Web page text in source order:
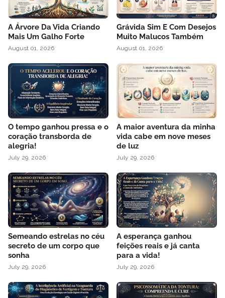
A Árvore Da Vida Criando
Mais Um Galho Forte
August 01, 2026
Grávida Sim E Com Desejos
Muito Malucos Também
August 01, 2026
O tempo ganhou pressa e o
coração transborda de
alegria!
July 29, 2026
A maior aventura da minha
vida cabe em nove meses
de luz
July 29, 2026
Semeando estrelas no céu
secreto de um corpo que
sonha
July 29, 2026
A esperança ganhou
feições reais e já canta
para a vida!
July 29, 2026